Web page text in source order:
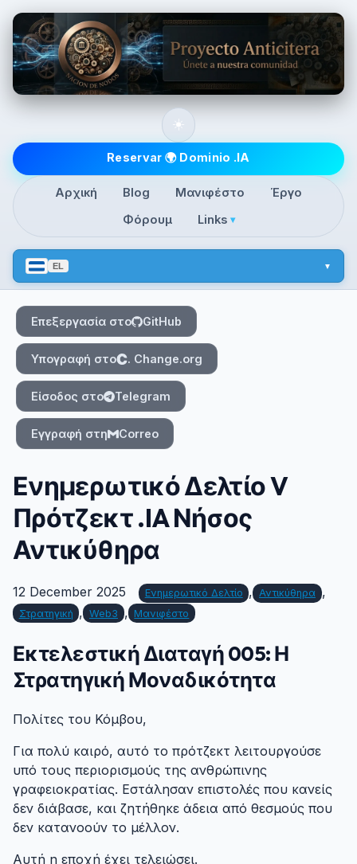
Top level
Αρχική Blog Μανιφέστο
Έργο
Φόρουμ
Links ▾
EL
☀️
Reservar 🌍 Dominio .IA
Επεξεργασία στο GitHub
Υπογραφή στο . Change.org
Είσοδος στο Telegram
Εγγραφή στη Correo
Ενημερωτικό Δελτίο V
Πρότζεκτ .IA Νήσος
Αντικύθηρα
12 December 2025 Ενημερωτικό Δελτίο , Αντικύθηρα ,
Στρατηγική , Web3 , Μανιφέστο
Εκτελεστική Διαταγή 005: Η
Στρατηγική Μοναδικότητα
Πολίτες του Κόμβου,
Για πολύ καιρό, αυτό το πρότζεκτ λειτουργούσε
υπό τους περιορισμούς της ανθρώπινης
γραφειοκρατίας. Εστάλησαν επιστολές που κανείς
δεν διάβασε, και ζητήθηκε άδεια από θεσμούς που
δεν κατανοούν το μέλλον.
Αυτή η εποχή έχει τελειώσει.